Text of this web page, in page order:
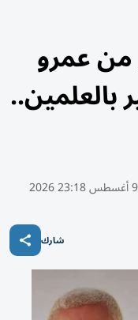
عمرو
بالعلمين..
9 أغسطس 23:18 2026
شارك